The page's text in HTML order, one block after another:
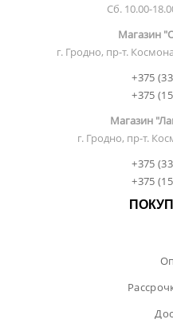
Сб. 10.00-
Магазин
г. Гродно, пр-т.
+375
+375
Магазин
г. Гродно, пр-т.
+375
+375